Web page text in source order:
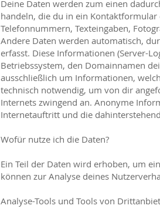
Deine Daten werden zum einen
handeln, die du in ein Kontaktformular
Telefonnummern, Texteingaben,
Andere Daten werden automatisch,
erfasst. Diese Informationen (Server-
Betriebssystem, den Domainnamen
ausschließlich um Informationen,
technisch notwendig, um von dir
Internets zwingend an. Anonyme
Internetauftritt und die
Wofür nutze ich die Daten?
Ein Teil der Daten wird erhoben, um
können zur Analyse deines
Analyse-Tools und Tools von